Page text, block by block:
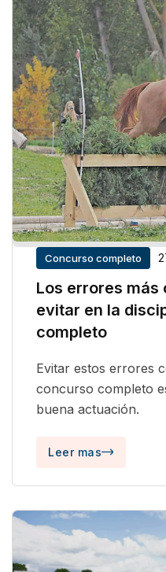
Concurso completo
Los errores más
evitar en la
completo
Evitar estos errores
concurso completo
buena actuación.
Leer mas